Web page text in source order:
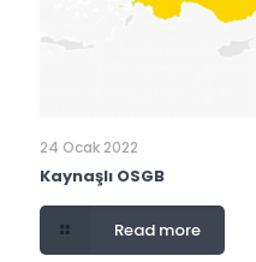
24 Ocak 2022
Kaynaşlı OSGB
Read more